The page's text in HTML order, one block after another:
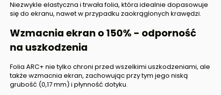
Niezwykle elastyczna i trwała folia, która idealnie dopasowuje
się do ekranu, nawet w przypadku zaokrąglonych krawędzi.
Wzmacnia ekran o 150% - odporność
na uszkodzenia
Folia ARC+ nie tylko chroni przed wszelkimi uszkodzeniami, ale
także wzmacnia ekran, zachowując przy tym jego niską
grubość (0,17 mm) i płynność dotyku.